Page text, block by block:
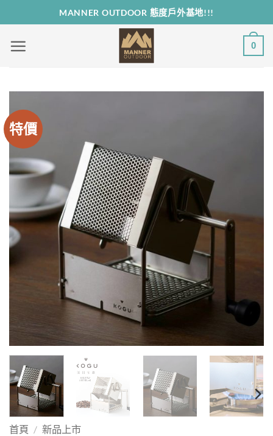
to
content
MANNER OUTDOOR 態度戶外基地!!!
0
特價
首頁 / 新品上市